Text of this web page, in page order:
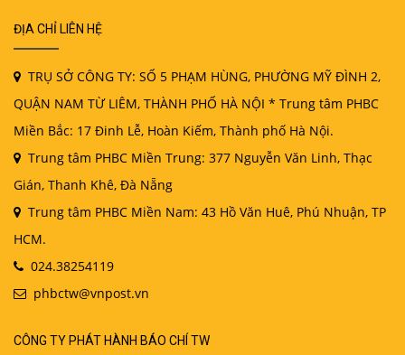
ĐỊA CHỈ LIÊN HỆ
TRỤ SỞ CÔNG TY: SỐ 5 PHẠM HÙNG, PHƯỜNG MỸ ĐÌNH 2,
QUẬN NAM TỪ LIÊM, THÀNH PHỐ HÀ NỘI * Trung tâm PHBC
Miền Bắc: 17 Đinh Lễ, Hoàn Kiếm, Thành phố Hà Nội.
Trung tâm PHBC Miền Trung: 377 Nguyễn Văn Linh, Thạc
Gián, Thanh Khê, Đà Nẵng
Trung tâm PHBC Miền Nam: 43 Hồ Văn Huê, Phú Nhuận, TP
HCM.
024.38254119
phbctw@vnpost.vn
CÔNG TY PHÁT HÀNH BÁO CHÍ TW